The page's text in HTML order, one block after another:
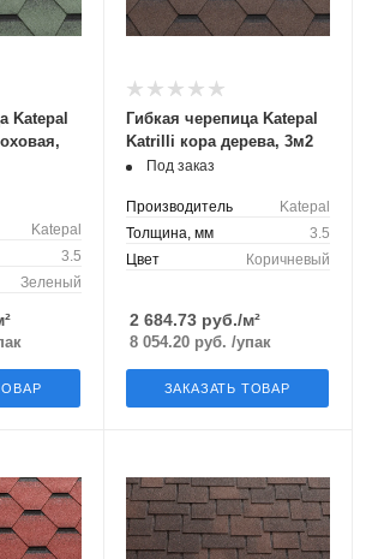
Katepal
Katepal
3.5
Зеленый
Гибкая черепица Katepal
Katrilli кора дерева, 3м2
Под заказ
Производитель
Katepal
Толщина, мм
3.5
Цвет
Коричневый
2 684.73 руб./м²
8 054.20руб. /упак
ЗАКАЗАТЬ ТОВАР